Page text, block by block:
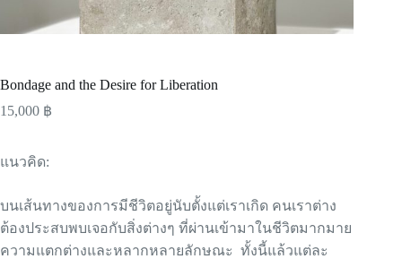
Bondage and the Desire for Liberation
15,000 ฿
แนวคิด:
บนเส้นทางของการมีชีวิตอยู่นับตั้งแต่เราเกิด คนเราต่าง
ต้องประสบพบเจอกับสิ่งต่างๆ ที่ผ่านเข้ามาในชีวิตมากมาย
ความแตกต่างและหลากหลายลักษณะ ทั้งนี้แล้วแต่ละ